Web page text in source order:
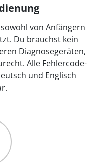
von Anfängern
Du brauchst kein
Diagnosegeräten,
Alle Fehlercode-
und Englisch